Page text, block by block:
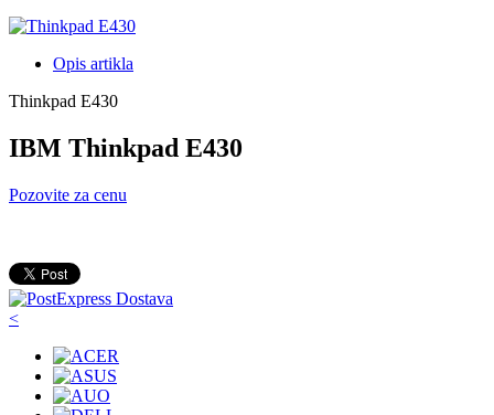
Opis artikla
Thinkpad E430
IBM Thinkpad E430
Pozovite za cenu
<